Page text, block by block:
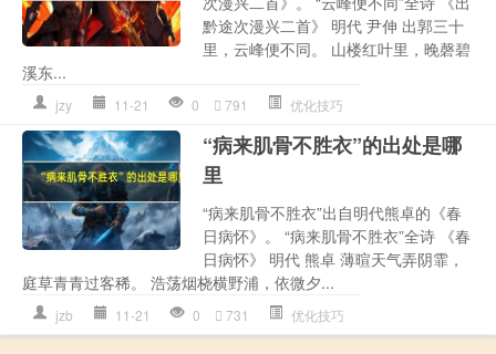
黔途次漫兴二首》 明代 尹伸 出郭三十
里，云峰便不同。 山楼红叶里，晚磬碧
溪东...
jzy 11-21 0 791 优化技巧
“病来肌骨不胜衣”的出处是哪
里
“病来肌骨不胜衣”出自明代熊卓的《春
日病怀》。 “病来肌骨不胜衣”全诗 《春
日病怀》 明代 熊卓 薄暄天气弄阴霏，
庭草青青过客稀。 浩荡烟桡横野浦，依微夕...
jzb 11-21 0 731 优化技巧